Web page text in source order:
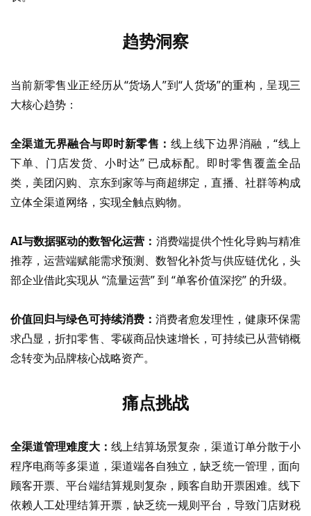
趋势洞察
当前新零售业正经历从“货场人”到“人货场”的重构，呈现三
大核心趋势：
全渠道无界融合与即时新零售 ： 线上线下边界消融，“线上
下单、门店发货、小时达” 已成标配。即时零售覆盖全品
类，美团闪购、京东到家等与商超绑定，直播、社群等构成
立体全渠道网络，实现全触点购物。
AI与数据驱动的数智化运营： 消费端提供个性化导购与精准
推荐，运营端赋能需求预测、数智化补货与供应链优化，头
部企业借此实现从 “流量运营” 到 “单客价值深挖” 的升级。
价值回归与绿色可持续消费：消费者愈发理性，健康环保需
求凸显，折扣零售、零碳商品快速增长，可持续已从营销概
念转变为品牌核心战略资产。
痛点挑战
全渠道管理难度大： 线上结算场景复杂，渠道订单分散于小
程序电商等多渠道，渠道端各自独立，缺乏统一管理，面向
顾客开票、平台端结算规则复杂，顾客自助开票困难。线下
依赖人工处理结算开票，缺乏统一规则平台，导致门店财税